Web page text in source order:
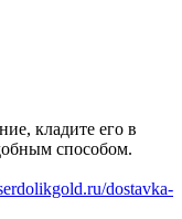
кладите его в
способом.
dostavka-